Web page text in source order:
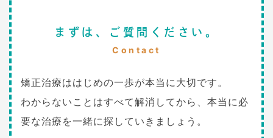
まずは、ご質問ください。
Contact
矯正治療ははじめの一歩が本当に大切です。
わからないことはすべて解消してから、本当に必
要な治療を一緒に探していきましょう。